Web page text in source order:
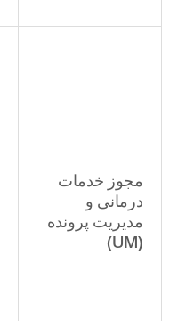
مجوز خدمات
درمانی و
مدیریت پرونده
(UM)